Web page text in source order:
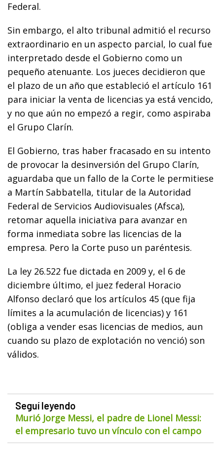
Federal.
Sin embargo, el alto tribunal admitió el recurso
extraordinario en un aspecto parcial, lo cual fue
interpretado desde el Gobierno como un
pequeño atenuante. Los jueces decidieron que
el plazo de un año que estableció el artículo 161
para iniciar la venta de licencias ya está vencido,
y no que aún no empezó a regir, como aspiraba
el Grupo Clarín.
El Gobierno, tras haber fracasado en su intento
de provocar la desinversión del Grupo Clarín,
aguardaba que un fallo de la Corte le permitiese
a Martín Sabbatella, titular de la Autoridad
Federal de Servicios Audiovisuales (Afsca),
retomar aquella iniciativa para avanzar en
forma inmediata sobre las licencias de la
empresa. Pero la Corte puso un paréntesis.
La ley 26.522 fue dictada en 2009 y, el 6 de
diciembre último, el juez federal Horacio
Alfonso declaró que los artículos 45 (que fija
límites a la acumulación de licencias) y 161
(obliga a vender esas licencias de medios, aun
cuando su plazo de explotación no venció) son
válidos.
Seguí leyendo
Murió Jorge Messi, el padre de Lionel Messi:
el empresario tuvo un vínculo con el campo